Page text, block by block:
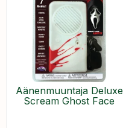
Äänenmuuntaja Deluxe
Scream Ghost Face